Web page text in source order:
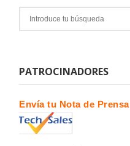
PATROCINADORES
Envía tu Nota de Prensa